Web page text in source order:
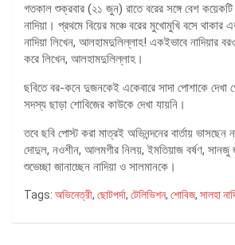
গতকাল শুক্রবার (২১ জুন) রাতে বরের সঙ্গে বেশ কয়েকটি
নাদিয়া। প্রথমে বিয়ের মঞ্চে বরের মুখোমুখি বসে থাকার
নাদিয়া লিখেন, আলহামদুলিল্লাহ! একইভাবে নাদিয়ার
করে লিখেন, আলহামদুলিল্লাহ।
ছবিতে বর-কনে দুজনকেই একেবারে সাদা পোশাকে দেখা
সদস্য ছাড়া শোবিজের কাউকে দেখা যায়নি।
তবে ছবি পোস্ট করা মাত্রই অভিনন্দনের বার্তায় ভাসছেন
দোদুল, নওশীন, আলমগীর নিলয়, ইমতিয়াজ বর্ষণ, সানজু
শুভেচ্ছা জানাচ্ছেন নাদিয়া ও সালমানকে।
Tags: অভিনেত্রী, ছোটপর্দা, টেলিভিশন, শোবিজ, সালহা